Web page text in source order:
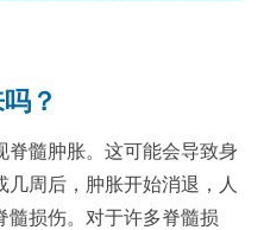
？
脊髓肿胀。这可能会导致身
周后，肿胀开始消退，人
髓损伤。对于许多脊髓损